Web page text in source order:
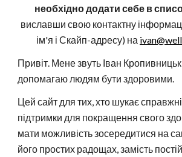
необхідно додати себе в
виславши свою контактну
ім'я і Скайп-адресу) на
Привіт. Мене звуть Іван
допомагаю людям бути здоровими.
Цей сайт для тих, хто шукає
підтримки для покращення свого
мати можливість зосередитися на
його простих радощах, замість